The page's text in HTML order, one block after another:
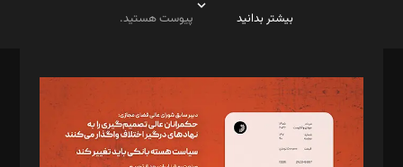
بیشتر بدانید
پیوست هستید.
مدیر مسئول: محمدباقر اثنی‌عشری
سردبیر: مهرک محمودی
دبیر تحریریه: میثم قاسمی
د‌بیر ناداستان: سمانه سمیع